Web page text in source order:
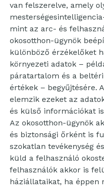
van felszerelve, amely
mint az arc- és
okosotthon-ügynök
különböző érzékelőket
környezeti adatok –
páratartalom és a
értékek – begyűjtésére.
elemzik ezeket az
és külső információkat
Az okosotthon-ügynök
és biztonsági őrként is
szokatlan tevékenység
küld a felhasználó
felhasználók akkor is
háziállataikat, ha éppen